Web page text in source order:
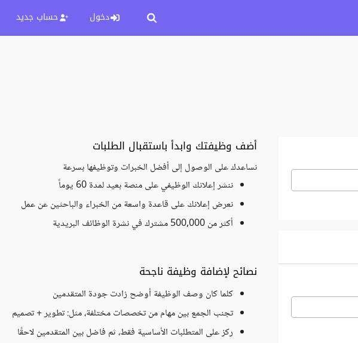
دخول حساب جديد
أضف وظيفتك وابدأ باستقبال الطلبات
نساعدك على الوصول إلى أفضل الخبرات وتوظيفها بسرعة
ننشر إعلانك الوظيفي على منصة بعيد لمدة 60 يوماً
نعرض إعلانك على قاعدة واسعة من الخبراء والباحثين عن عمل
أكثر من 500,000 مشترك في نشرة الوظائف البريدية
نصائح لإضافة وظيفة ناجحة
كلما كان وصف الوظيفة أوضح زادت جودة المتقدمين
تجنب الجمع بين مهام من تخصصات مختلفة، مثل: تطوير + تصميم
ركز على المتطلبات الأساسية فقط، ثم فاضل بين المتقدمين لاحقًا